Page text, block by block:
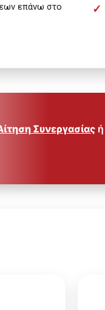
επάνω στο
Συνεργασίαςή